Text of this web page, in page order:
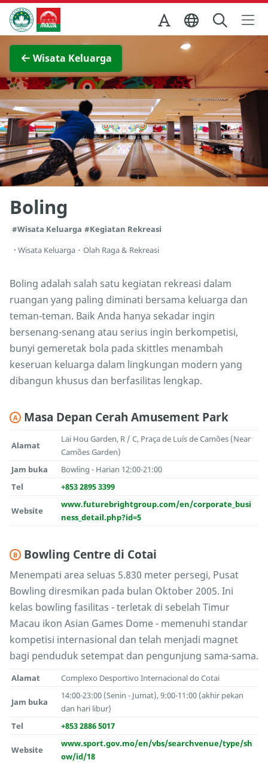
Skip to Main Content
Kantor Pariwisata Pemerintah Macau
Wisata Keluarga
Lihat layar penuh
Boling
#Wisata Keluarga #Kegiatan Rekreasi
Wisata Keluarga・ Olah Raga & Rekreasi
Boling adalah salah satu kegiatan rekreasi dalam
ruangan yang paling diminati bersama keluarga dan
teman-teman. Baik Anda hanya sekadar ingin
bersenang-senang atau serius ingin berkompetisi,
bunyi gemeretak bola pada skittles menambah
keseruan keluarga dalam lingkungan modern yang
dibangun khusus dan berfasilitas lengkap.
A Masa Depan Cerah Amusement Park
Alamat
Lai Hou Garden, R / C, Praça de Luís de Camões (Near
Camões Garden)
Jam buka
Bowling - Harian 12:00-21:00
Tel
+853 2895 3399
Website
www.futurebrightgroup.com/en/corporate_busi
ness_detail.php?id=5
B Bowling Centre di Cotai
Menempati area seluas 5.830 meter persegi, Pusat
Bowling diresmikan pada bulan Oktober 2005. Ini
kelas bowling fasilitas - terletak di sebelah Timur
Macau ikon Asian Games Dome - memenuhi standar
kompetisi internasional dan telah menjadi magnet
bagi penduduk setempat dan pengunjung sama-sama.
Alamat Complexo Desportivo Internacional do Cotai
Jam buka
14:00-23:00 (Senin - Jumat), 9:00-11:00 (akhir pekan
dan hari libur)
Tel
+853 2886 5017
Website
www.sport.gov.mo/en/vbs/searchvenue/type/sh
ow/id/18